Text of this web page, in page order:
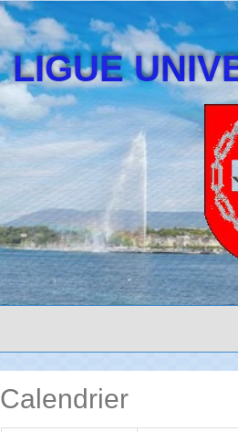
LIGUE
Calendrier